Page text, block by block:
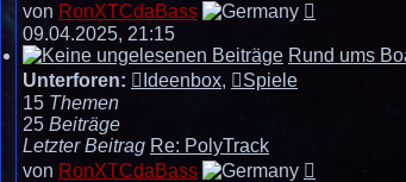
von RonXTCdaBass
09.04.2025, 21:15
Rund ums
Unterforen:
Ideenbox,
Spiele
15 Themen
25 Beiträge
Letzter Beitrag Re: PolyTrack
von RonXTCdaBass
Neuester